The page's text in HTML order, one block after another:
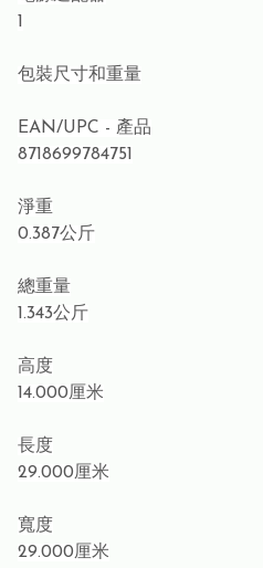
1
包裝尺寸和重量
EAN/UPC - 產品
8718699784751
淨重
0.387公斤
總重量
1.343公斤
高度
14.000厘米
長度
29.000厘米
寬度
29.000厘米